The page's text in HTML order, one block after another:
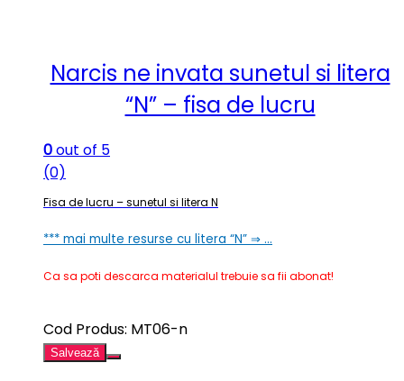
Narcis ne invata sunetul si litera
“N” – fisa de lucru
0out of 5
(0)
Fisa de lucru – sunetul si litera N
*** mai multe resurse cu litera “N” ⇒ …
Ca sa poti descarca materialul trebuie sa fii abonat!
Cod Produs: MT06-n
Salvează